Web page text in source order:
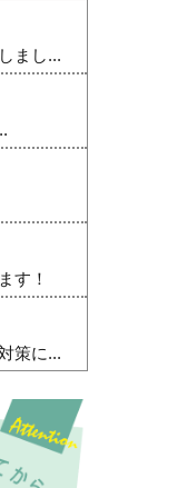
まし...
す！
策に...